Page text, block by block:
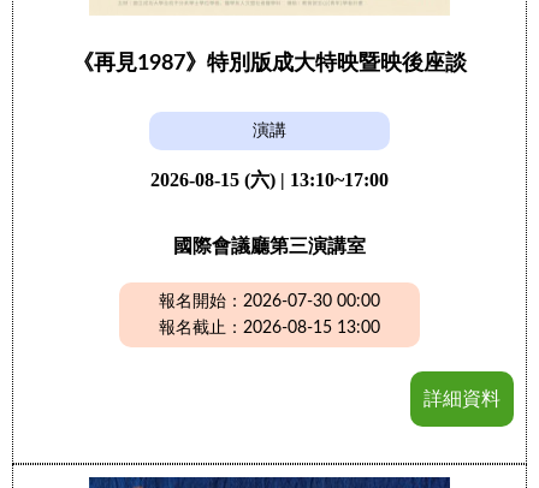
《再見1987》特別版成大特映暨映後座談
演講
2026-08-15 (六) | 13:10~17:00
國際會議廳第三演講室
報名開始：2026-07-30 00:00
報名截止：2026-08-15 13:00
詳細資料